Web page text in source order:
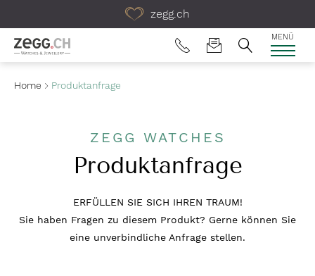
zegg.ch
MENÜ
Home Produktanfrage
ZEGG WATCHES
Produktanfrage
ERFÜLLEN SIE SICH IHREN TRAUM!
Sie haben Fragen zu diesem Produkt? Gerne können Sie
eine unverbindliche Anfrage stellen.